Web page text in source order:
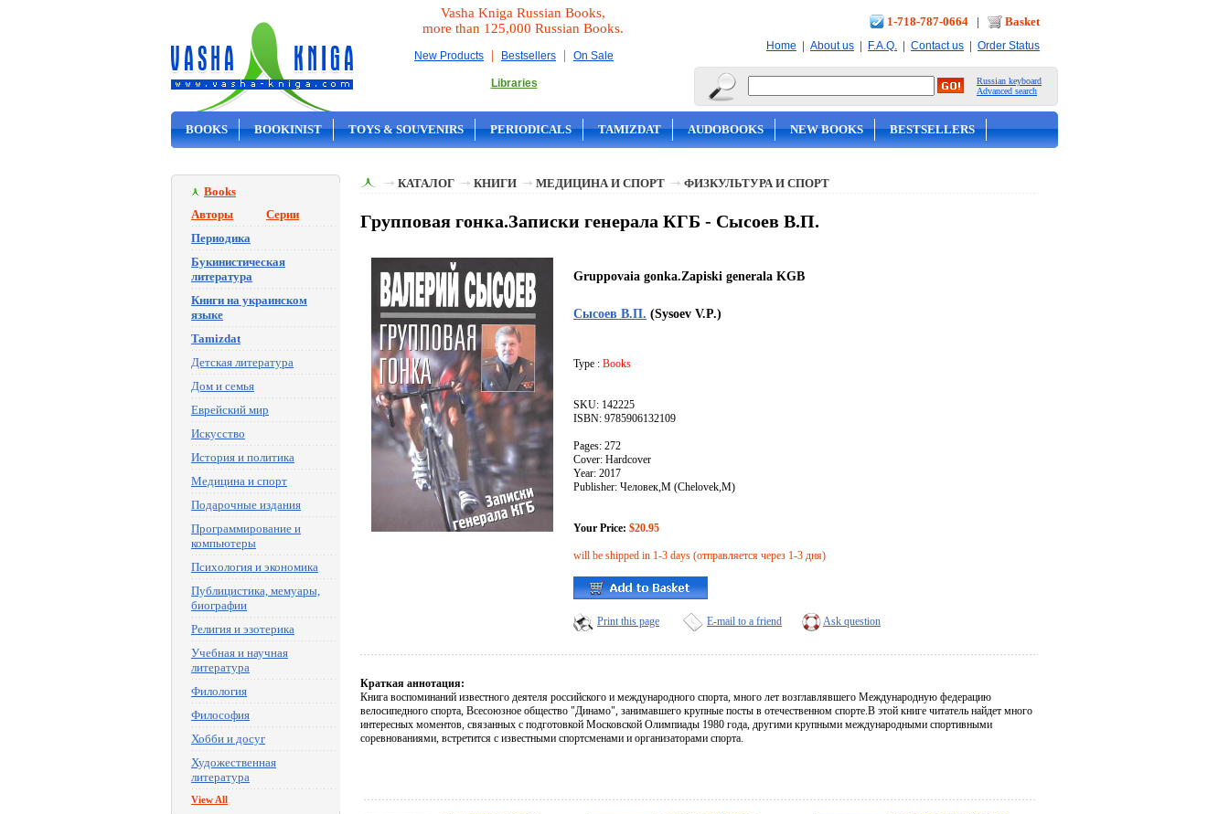
Vasha Kniga Russian Books,
more than 125,000 Russian Books.
New Products | Bestsellers | On Sale
Libraries
1-718-787-0664 | Basket
Home | About us | F.A.Q. | Contact us | Order Status
Russian keyboard
Advanced search
BOOKS BOOKINIST TOYS & SOUVENIRS PERIODICALS TAMIZDAT AUDOBOOKS NEW BOOKS BESTSELLERS
Books
Авторы
Серии
Периодика
Букинистическая
литература
Книги на украинском
языке
Tamizdat
Детская литература
Дом и семья
Еврейский мир
Искусство
История и политика
Медицина и спорт
Подарочные издания
Программирование и
компьютеры
Психология и экономика
Публицистика, мемуары,
биографии
Религия и эзотерика
Учебная и научная
литература
Филология
Философия
Хобби и досуг
Художественная
литература
View All
КАТАЛОГ КНИГИ МЕДИЦИНА И СПОРТ ФИЗКУЛЬТУРА И СПОРТ
Групповая гонка.Записки генерала КГБ - Сысоев В.П.
Gruppovaia gonka.Zapiski generala KGB
Сысоев В.П. (Sysoev V.P.)
Type : Books
SKU: 142225
ISBN: 9785906132109
Pages: 272
Cover: Hardcover
Year: 2017
Publisher: Человек,М (Chelovek,M)
Your Price: $20.95
will be shipped in 1-3 days (отправляется через 1-3 дня)
Print this page E-mail to a friend Ask question
Краткая аннотация:
Книга воспоминаний известного деятеля российского и международного спорта, много лет возглавлявшего Международную федерацию
велосипедного спорта, Всесоюзное общество "Динамо", занимавшего крупные посты в отечественном спорте.В этой книге читатель найдет много
интересных моментов, связанных с подготовкой Московской Олимпиады 1980 года, другими крупными международными спортивными
соревнованиями, встретится с известными спортсменами и организаторами спорта.